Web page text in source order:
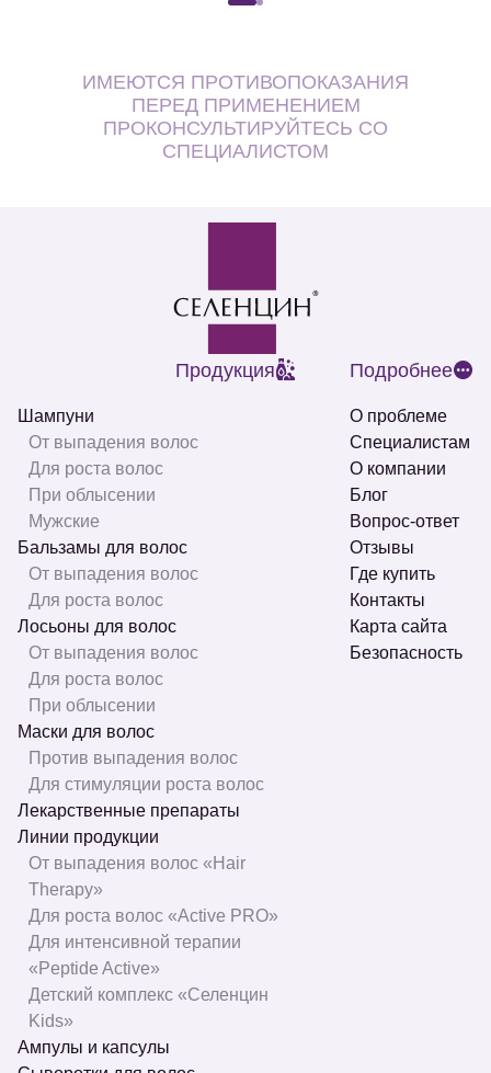
ИМЕЮТСЯ ПРОТИВОПОКАЗАНИЯ
ПЕРЕД ПРИМЕНЕНИЕМ
ПРОКОНСУЛЬТИРУЙТЕСЬ СО
СПЕЦИАЛИСТОМ
Продукция
Шампуни
От выпадения волос
Для роста волос
При облысении
Мужские
Бальзамы для волос
От выпадения волос
Для роста волос
Лосьоны для волос
От выпадения волос
Для роста волос
При облысении
Маски для волос
Против выпадения волос
Для стимуляции роста волос
Лекарственные препараты
Линии продукции
От выпадения волос «Hair
Therapy»
Для роста волос «Active PRO»
Для интенсивной терапии
«Peptide Active»
Детский комплекс «Селенцин
Kids»
Ампулы и капсулы
Подробнее
О проблеме
Специалистам
О компании
Блог
Вопрос-ответ
Отзывы
Где купить
Контакты
Карта сайта
Безопасность